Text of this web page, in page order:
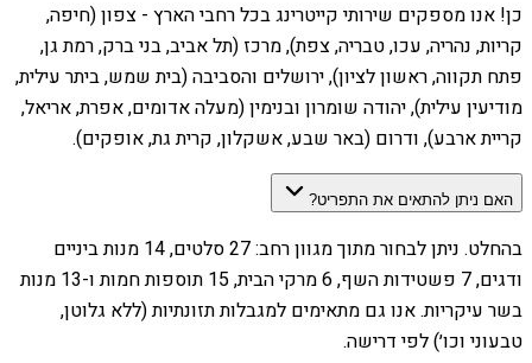
כן! אנו מספקים שירותי קייטרינג בכל רחבי הארץ - צפון (חיפה,
קריות, נהריה, עכו, טבריה, צפת), מרכז (תל אביב, בני ברק, רמת גן,
פתח תקווה, ראשון לציון), ירושלים והסביבה (בית שמש, ביתר עילית,
מודיעין עילית), יהודה שומרון ובנימין (מעלה אדומים, אפרת, אריאל,
קריית ארבע), ודרום (באר שבע, אשקלון, קרית גת, אופקים).
האם ניתן להתאים את התפריט?
בהחלט. ניתן לבחור מתוך מגוון רחב: 27 סלטים, 14 מנות ביניים
ודגים, 7 פשטידות השף, 6 מרקי הבית, 15 תוספות חמות ו-13 מנות
בשר עיקריות. אנו גם מתאימים למגבלות תזונתיות (ללא גלוטן,
טבעוני וכו׳) לפי דרישה.